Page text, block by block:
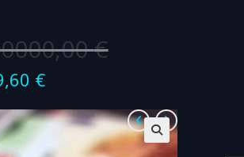
€
€